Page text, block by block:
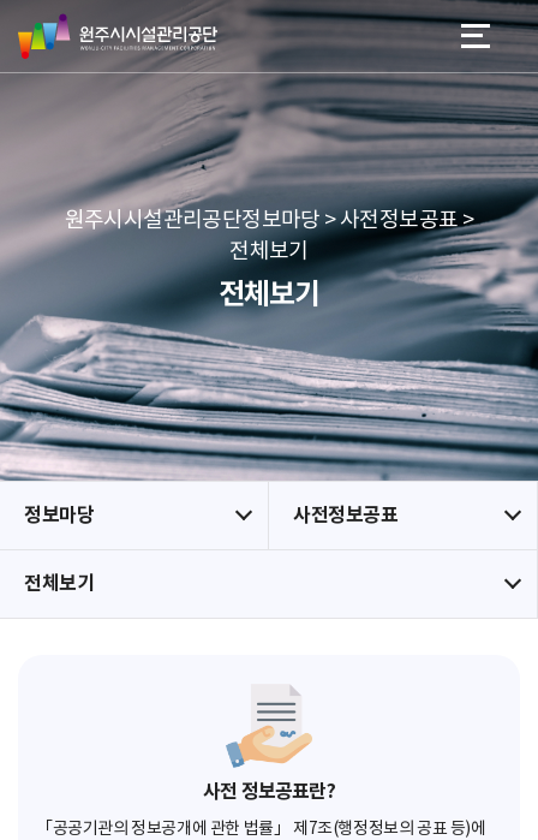
네
본문 바로가기
메뉴 바로가기
원
주
시
리
공
단
원주시시설관리공단정보마당 > 사전정보공표 >
전체보기
전체보기
정보마당 사전정보공표
전체보기
사전 정보공표란?
「공공기관의 정보공개에 관한 법률」 제7조(행정정보의 공표 등)에